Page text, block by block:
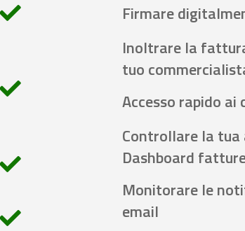
Firmare
Inoltrare la
tuo
Accesso rapido
Controllare la
Dashboard
Monitorare le
email